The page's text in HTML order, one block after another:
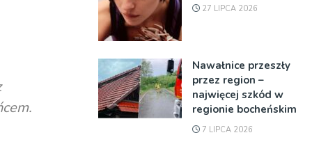
27 LIPCA 2026
Nawałnice przeszły
przez region –
najwięcej szkód w
regionie bocheńskim
7 LIPCA 2026